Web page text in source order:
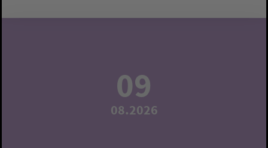
09
08.2026